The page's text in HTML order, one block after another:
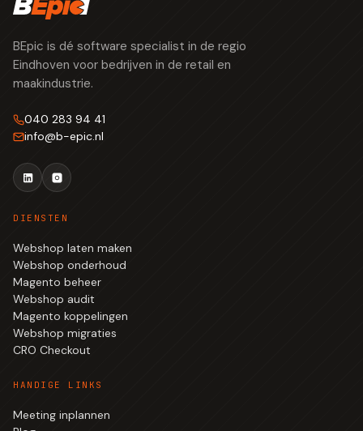
BEpic is dé software specialist in de regio
Eindhoven voor bedrijven in de retail en
maakindustrie.
040 283 94 41
info@b-epic.nl
DIENSTEN
Webshop laten maken
Webshop onderhoud
Magento beheer
Webshop audit
Magento koppelingen
Webshop migraties
CRO Checkout
HANDIGE LINKS
Meeting inplannen